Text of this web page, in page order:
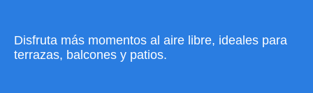
Disfruta más momentos al aire libre, ideales para
terrazas, balcones y patios.